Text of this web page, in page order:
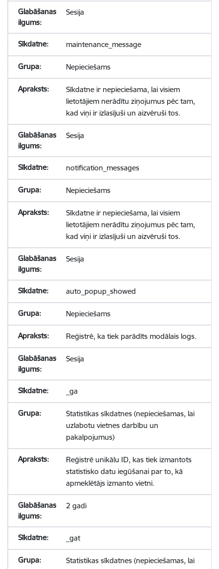
Sesija
maintenance_message
Nepieciešams
Sīkdatne ir nepieciešama, lai visiem
lietotājiem nerādītu ziņojumus pēc tam,
kad viņi ir izlasījuši un aizvēruši tos.
Sesija
notification_messages
Nepieciešams
Sīkdatne ir nepieciešama, lai visiem
lietotājiem nerādītu ziņojumus pēc tam,
kad viņi ir izlasījuši un aizvēruši tos.
Sesija
auto_popup_showed
Nepieciešams
Reģistrē, ka tiek parādīts modālais logs.
Sesija
_ga
Statistikas sīkdatnes (nepieciešamas, lai
uzlabotu vietnes darbību un
pakalpojumus)
Reģistrē unikālu ID, kas tiek izmantots
statistisko datu iegūšanai par to, kā
apmeklētājs izmanto vietni.
2 gadi
_gat
Statistikas sīkdatnes (nepieciešamas, lai